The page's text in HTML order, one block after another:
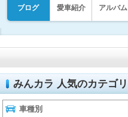
ブログ 愛車紹介 アルバム
みんカラ 人気のカテゴリ
車種別